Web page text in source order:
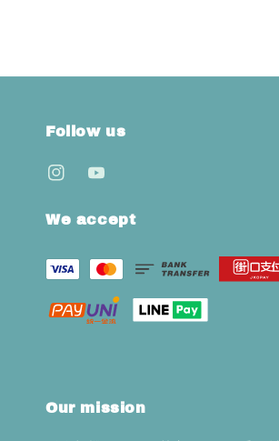
Follow us
We accept
Our mission